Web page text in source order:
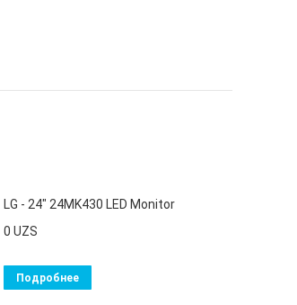
LG - 24" 24MK430 LED Monitor
0 UZS
Подробнее